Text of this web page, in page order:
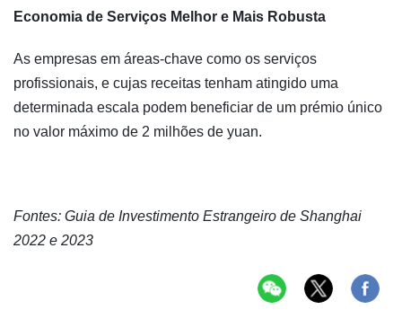
Economia de Serviços Melhor e Mais Robusta
As empresas em áreas-chave como os serviços
profissionais, e cujas receitas tenham atingido uma
determinada escala podem beneficiar de um prémio único
no valor máximo de 2 milhões de yuan.
Fontes: Guia de Investimento Estrangeiro de Shanghai
2022 e 2023